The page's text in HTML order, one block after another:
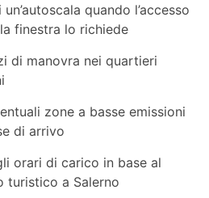
quando l’accesso
finestra lo richiede
di manovra nei quartieri
zone a basse emissioni
di arrivo
orari di carico in base al
a Salerno